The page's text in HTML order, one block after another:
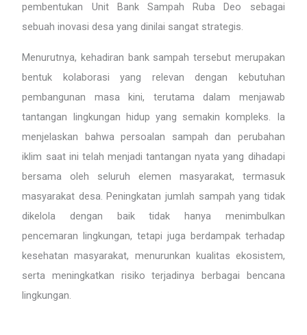
pembentukan Unit Bank Sampah Ruba Deo sebagai
sebuah inovasi desa yang dinilai sangat strategis.
Menurutnya, kehadiran bank sampah tersebut merupakan
bentuk kolaborasi yang relevan dengan kebutuhan
pembangunan masa kini, terutama dalam menjawab
tantangan lingkungan hidup yang semakin kompleks. Ia
menjelaskan bahwa persoalan sampah dan perubahan
iklim saat ini telah menjadi tantangan nyata yang dihadapi
bersama oleh seluruh elemen masyarakat, termasuk
masyarakat desa. Peningkatan jumlah sampah yang tidak
dikelola dengan baik tidak hanya menimbulkan
pencemaran lingkungan, tetapi juga berdampak terhadap
kesehatan masyarakat, menurunkan kualitas ekosistem,
serta meningkatkan risiko terjadinya berbagai bencana
lingkungan.